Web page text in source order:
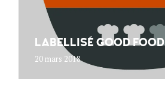
LABELLISÉ GOOD FOOD
20 mars 2018